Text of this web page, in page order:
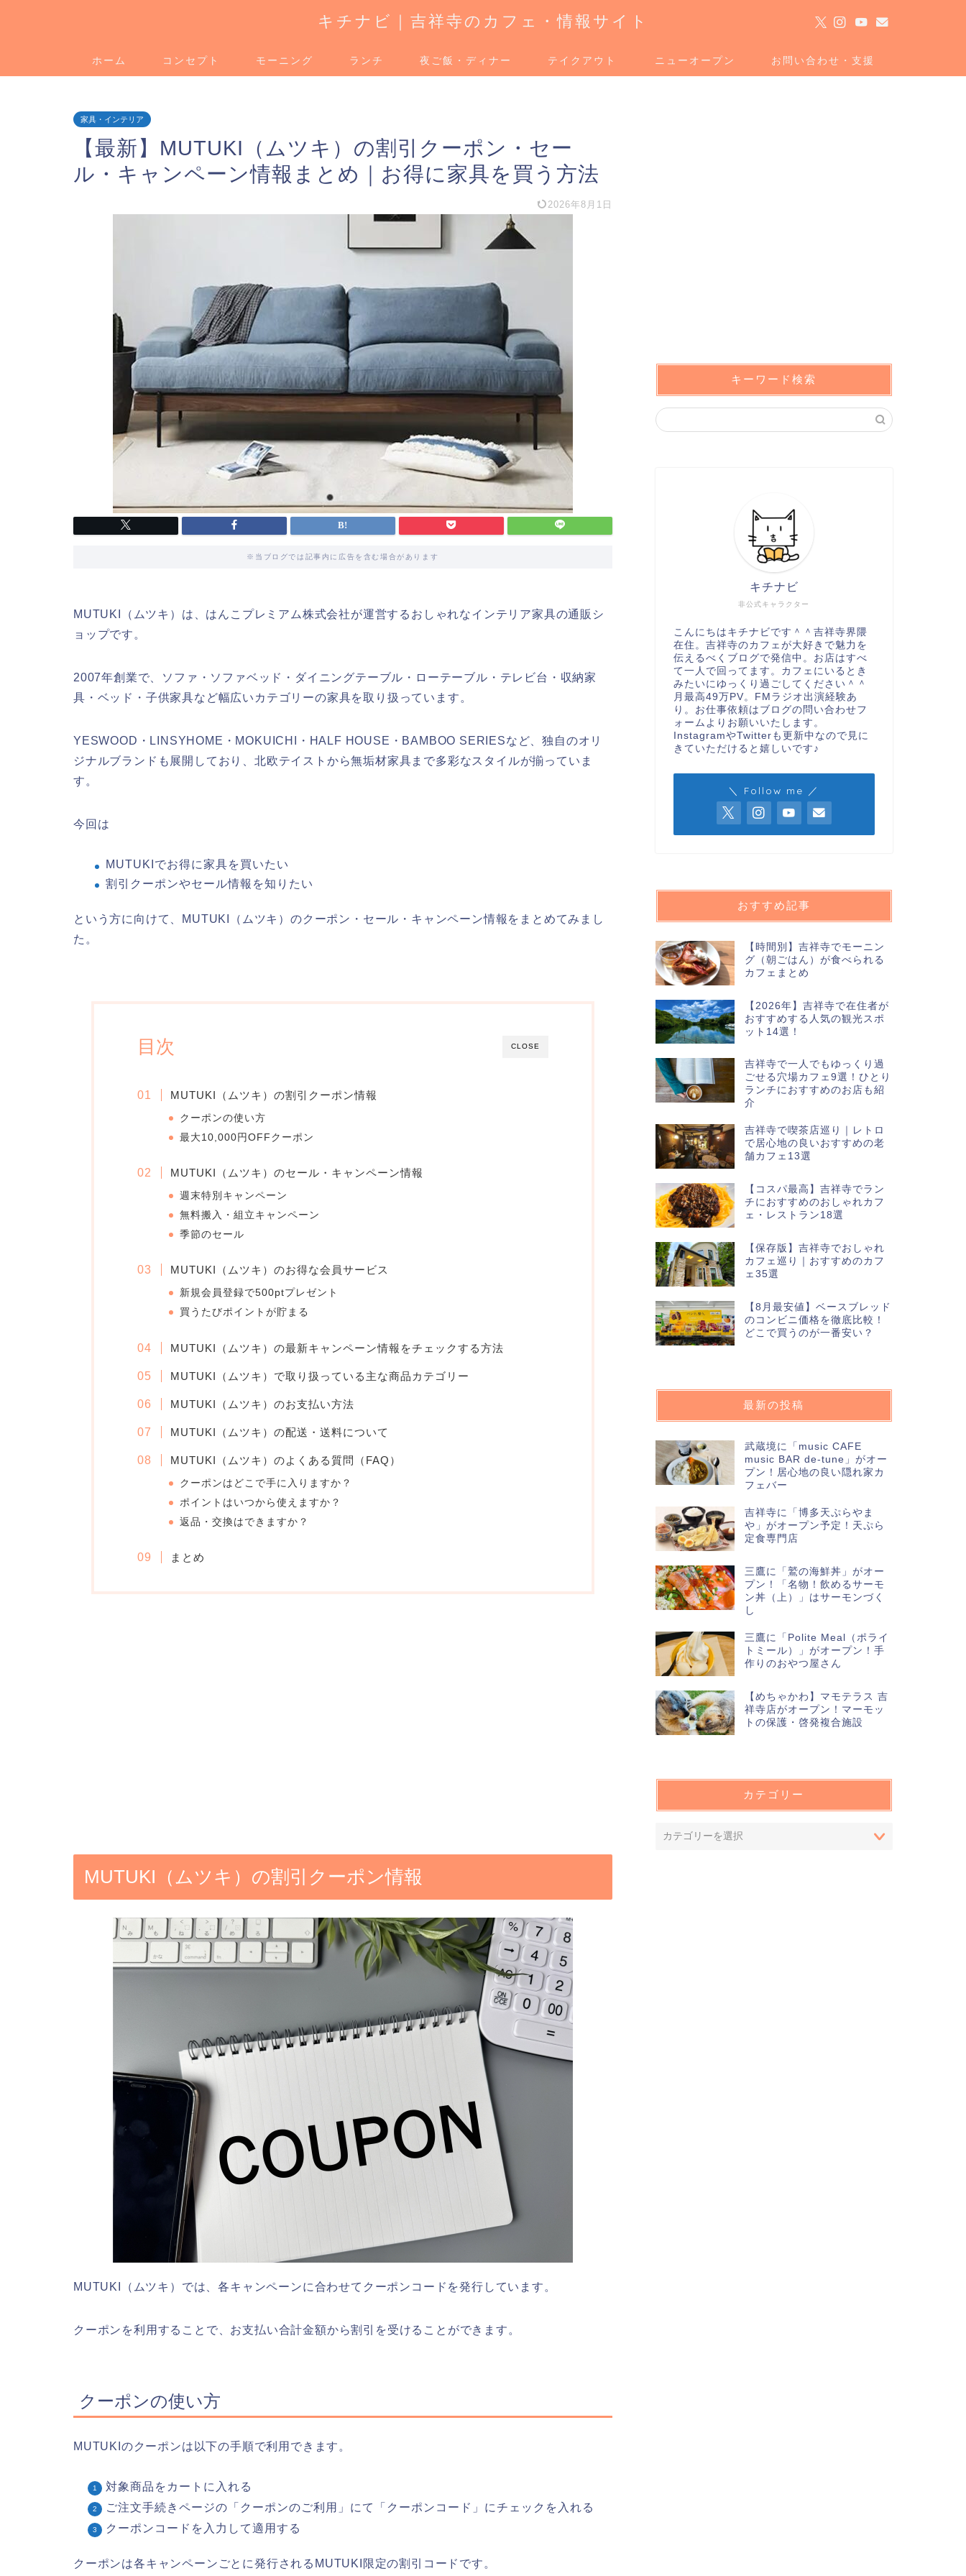
キチナビ｜吉祥寺のカフェ・情報サイト
ホーム コンセプト モーニング ランチ 夜ご飯・ディナー テイクアウト ニューオープン お問い合わせ・支援
家具・インテリア
【最新】MUTUKI（ムツキ）の割引クーポン・セー
ル・キャンペーン情報まとめ｜お得に家具を買う方法
2026年8月1日
※当ブログでは記事内に広告を含む場合があります
MUTUKI（ムツキ）は、はんこプレミアム株式会社が運営するおしゃれなインテリア家具の通販シ
ョップです。
2007年創業で、ソファ・ソファベッド・ダイニングテーブル・ローテーブル・テレビ台・収納家
具・ベッド・子供家具など幅広いカテゴリーの家具を取り扱っています。
YESWOOD・LINSYHOME・MOKUICHI・HALF HOUSE・BAMBOO SERIESなど、独自のオリ
ジナルブランドも展開しており、北欧テイストから無垢材家具まで多彩なスタイルが揃っていま
す。
今回は
MUTUKIでお得に家具を買いたい
割引クーポンやセール情報を知りたい
という方に向けて、MUTUKI（ムツキ）のクーポン・セール・キャンペーン情報をまとめてみまし
た。
CLOSE
目次
MUTUKI（ムツキ）の割引クーポン情報
クーポンの使い方
最大10,000円OFFクーポン
MUTUKI（ムツキ）のセール・キャンペーン情報
週末特別キャンペーン
無料搬入・組立キャンペーン
季節のセール
MUTUKI（ムツキ）のお得な会員サービス
新規会員登録で500ptプレゼント
買うたびポイントが貯まる
MUTUKI（ムツキ）の最新キャンペーン情報をチェックする方法
MUTUKI（ムツキ）で取り扱っている主な商品カテゴリー
MUTUKI（ムツキ）のお支払い方法
MUTUKI（ムツキ）の配送・送料について
MUTUKI（ムツキ）のよくある質問（FAQ）
クーポンはどこで手に入りますか？
ポイントはいつから使えますか？
返品・交換はできますか？
まとめ
MUTUKI（ムツキ）の割引クーポン情報
MUTUKI（ムツキ）では、各キャンペーンに合わせてクーポンコードを発行しています。
クーポンを利用することで、お支払い合計金額から割引を受けることができます。
クーポンの使い方
MUTUKIのクーポンは以下の手順で利用できます。
対象商品をカートに入れる
ご注文手続きページの「クーポンのご利用」にて「クーポンコード」にチェックを入れる
クーポンコードを入力して適用する
クーポンは各キャンペーンごとに発行されるMUTUKI限定の割引コードです。
キーワード検索
非公式キャラクター
キチナビ
こんにちはキチナビです＾＾吉祥寺界隈
在住。吉祥寺のカフェが大好きで魅力を
伝えるべくブログで発信中。お店はすべ
て一人で回ってます。カフェにいるとき
みたいにゆっくり過ごしてください＾＾
月最高49万PV。FMラジオ出演経験あ
り。お仕事依頼はブログの問い合わせフ
ォームよりお願いいたします。
InstagramやTwitterも更新中なので見に
きていただけると嬉しいです♪
＼ Follow me ／
おすすめ記事
【時間別】吉祥寺でモーニン
グ（朝ごはん）が食べられる
カフェまとめ
【2026年】吉祥寺で在住者が
おすすめする人気の観光スポ
ット14選！
吉祥寺で一人でもゆっくり過
ごせる穴場カフェ9選！ひとり
ランチにおすすめのお店も紹
介
吉祥寺で喫茶店巡り｜レトロ
で居心地の良いおすすめの老
舗カフェ13選
【コスパ最高】吉祥寺でラン
チにおすすめのおしゃれカフ
ェ・レストラン18選
【保存版】吉祥寺でおしゃれ
カフェ巡り｜おすすめのカフ
ェ35選
【8月最安値】ベースブレッド
のコンビニ価格を徹底比較！
どこで買うのが一番安い？
最新の投稿
武蔵境に「music CAFE
music BAR de-tune」がオー
プン！居心地の良い隠れ家カ
フェバー
吉祥寺に「博多天ぷらやま
や」がオープン予定！天ぷら
定食専門店
三鷹に「鷲の海鮮丼」がオー
プン！「名物！飲めるサーモ
ン丼（上）」はサーモンづく
し
三鷹に「Polite Meal（ポライ
トミール）」がオープン！手
作りのおやつ屋さん
【めちゃかわ】マモテラス 吉
祥寺店がオープン！マーモッ
トの保護・啓発複合施設
カテゴリー